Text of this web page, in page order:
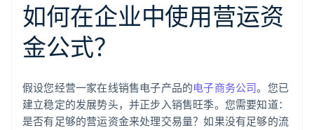
如何在企业中使用营运资
金公式？
假设您经营一家在线销售电子产品的电子商务公司。您已
建立稳定的发展势头，并正步入销售旺季。您需要知道：
是否有足够的营运资金来处理交易量？如果没有足够的流